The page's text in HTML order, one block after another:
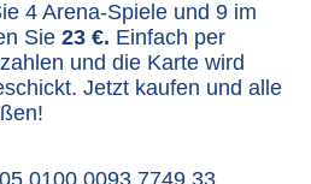
4 Arena-Spiele und 9 im
Sie 23 €. Einfach per
und die Karte wird
Jetzt kaufen und alle